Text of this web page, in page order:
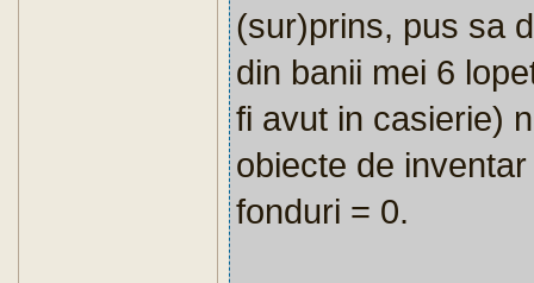
(sur)prins, pus sa
din banii mei 6
fi avut in casierie)
obiecte de
fonduri = 0.